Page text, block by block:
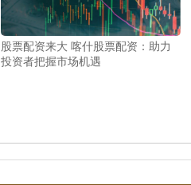
股票配资来大 喀什股票配资：助力
投资者把握市场机遇